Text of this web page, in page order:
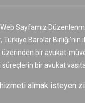
Web Sayfamız
Barolar
bir avukat-
süreçlerin bir avukat
hizmeti almak